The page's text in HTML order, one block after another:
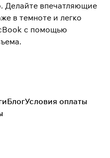
Делайте впечатляющие
в темноте и легко
с помощью
БлогУсловия оплаты